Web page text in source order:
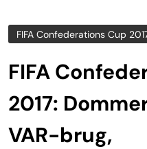
FIFA Confederations Cup
FIFA
2017:
VAR-brug,